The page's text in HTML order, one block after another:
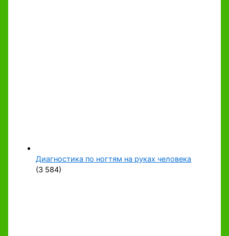
Диагностика по ногтям на руках человека
(3 584)